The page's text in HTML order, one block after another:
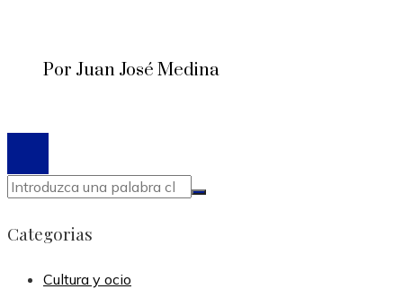
Por Juan José Medina
Categorias
Cultura y ocio